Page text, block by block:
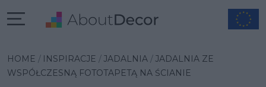
HOME INSPIRACJE JADALNIA
JADALNIA ZE
WSPÓŁCZESNĄ FOTOTAPETĄ NA ŚCIANIE